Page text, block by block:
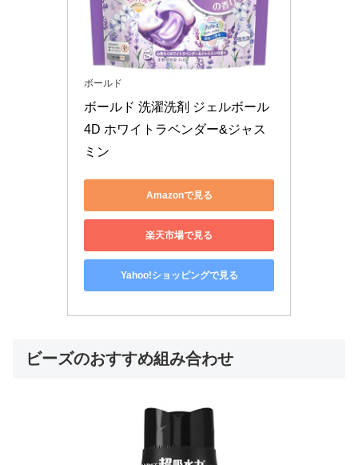
ボールド
ボールド 洗濯洗剤 ジェルボール
4D ホワイトラベンダー&ジャス
Amazonで見る
楽天市場で見る
Yahoo!ショッピングで見る
ビーズのおすすめ組み合わせ